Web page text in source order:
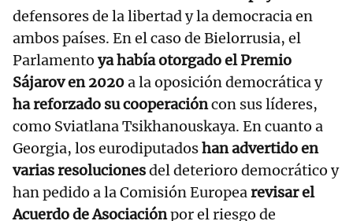
defensores de la libertad y la democracia en
ambos países. En el caso de Bielorrusia, el
Parlamento ya había otorgado el Premio
Sájarov en 2020a la oposición democrática y
ha reforzado su cooperacióncon sus líderes,
como Sviatlana Tsikhanouskaya. En cuanto a
Georgia, los eurodiputadoshan advertido en
varias resolucionesdel deterioro democrático y
han pedido a la Comisión Europearevisar el
Acuerdo de Asociaciónpor el riesgo de